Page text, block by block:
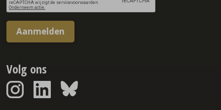
Aanmelden
Volg ons